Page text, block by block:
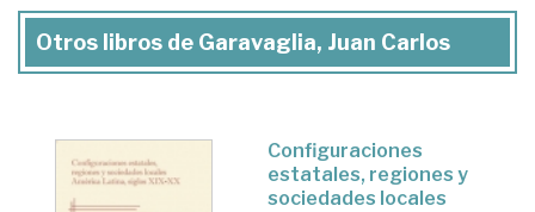
Otros libros de Garavaglia, Juan Carlos
Configuraciones
estatales, regiones y
sociedades locales